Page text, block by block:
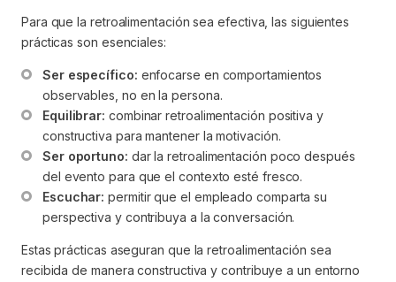
Para que la retroalimentación sea efectiva, las siguientes
prácticas son esenciales:
Ser específico: enfocarse en comportamientos
observables, no en la persona.
Equilibrar: combinar retroalimentación positiva y
constructiva para mantener la motivación.
Ser oportuno: dar la retroalimentación poco después
del evento para que el contexto esté fresco.
Escuchar: permitir que el empleado comparta su
perspectiva y contribuya a la conversación.
Estas prácticas aseguran que la retroalimentación sea
recibida de manera constructiva y contribuye a un entorno